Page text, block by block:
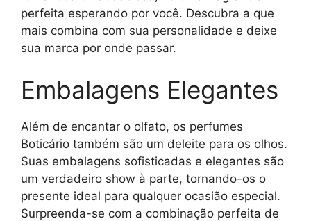
perfeita esperando por você. Descubra a que
mais combina com sua personalidade e deixe
sua marca por onde passar.
Embalagens Elegantes
Além de encantar o olfato, os perfumes
Boticário também são um deleite para os olhos.
Suas embalagens sofisticadas e elegantes são
um verdadeiro show à parte, tornando-os o
presente ideal para qualquer ocasião especial.
Surpreenda-se com a combinação perfeita de